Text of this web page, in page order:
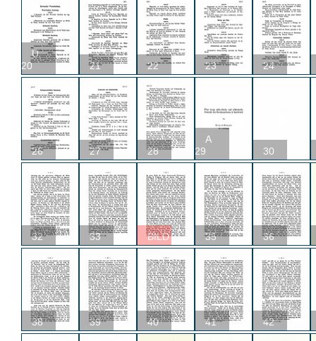
U
20
21 22 23 24
26 27 28
A
29
30
32 33 BILD 35 36
38 39 40 41 42